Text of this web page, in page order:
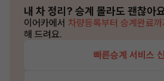
내 차 정리? 승계 몰라도 괜찮아
이어카에서 차량등록부터 승계완료까
해 드려요.
빠른승계 서비스